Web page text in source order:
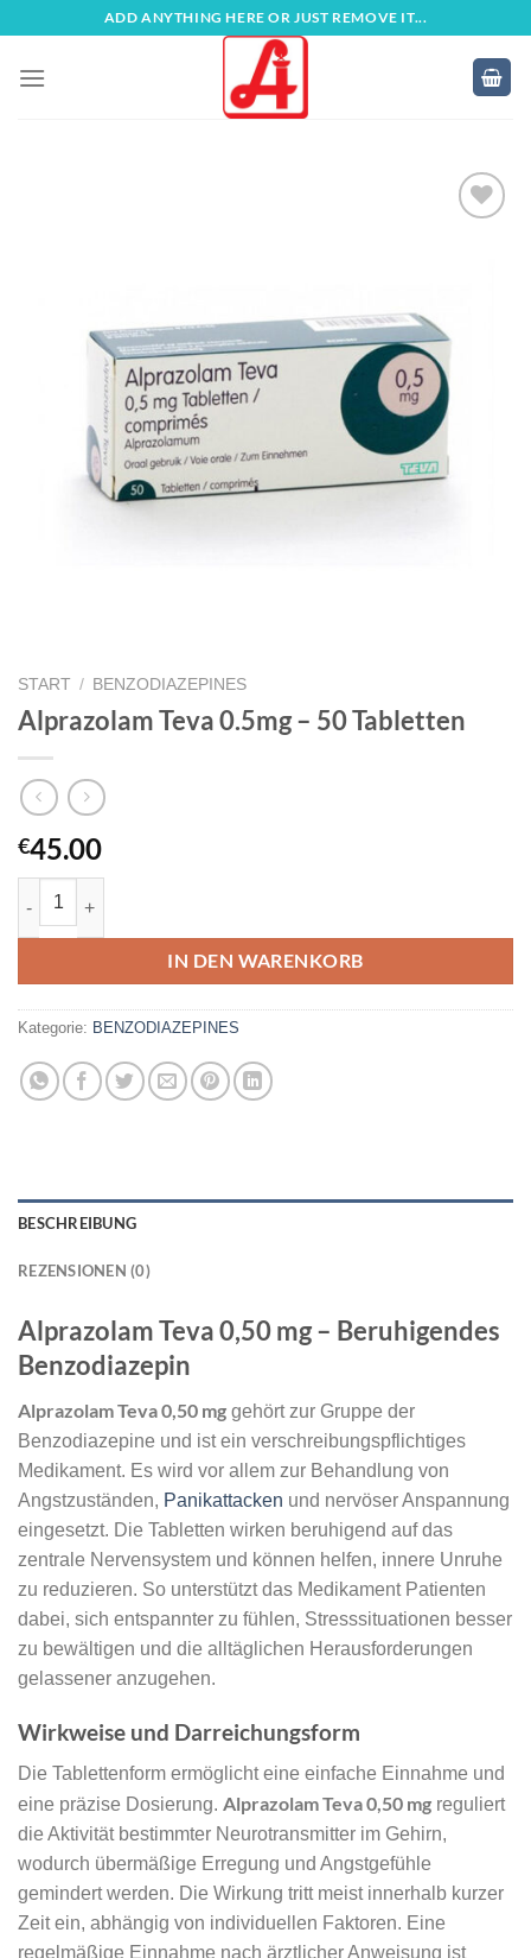
springen
ADD ANYTHING HERE OR JUST REMOVE IT...
START / BENZODIAZEPINES
Alprazolam Teva 0.5mg – 50 Tabletten
€45.00
Alprazolam Teva 0.5mg – 50 Tabletten Menge
IN DEN WARENKORB
Kategorie: BENZODIAZEPINES
BESCHREIBUNG
REZENSIONEN (0)
Alprazolam Teva 0,50 mg – Beruhigendes
Benzodiazepin
Alprazolam Teva 0,50 mg gehört zur Gruppe der
Benzodiazepine und ist ein verschreibungspflichtiges
Medikament. Es wird vor allem zur Behandlung von
Angstzuständen, Panikattacken und nervöser Anspannung
eingesetzt. Die Tabletten wirken beruhigend auf das
zentrale Nervensystem und können helfen, innere Unruhe
zu reduzieren. So unterstützt das Medikament Patienten
dabei, sich entspannter zu fühlen, Stresssituationen besser
zu bewältigen und die alltäglichen Herausforderungen
gelassener anzugehen.
Wirkweise und Darreichungsform
Die Tablettenform ermöglicht eine einfache Einnahme und
eine präzise Dosierung. Alprazolam Teva 0,50 mg reguliert
die Aktivität bestimmter Neurotransmitter im Gehirn,
wodurch übermäßige Erregung und Angstgefühle
gemindert werden. Die Wirkung tritt meist innerhalb kurzer
Zeit ein, abhängig von individuellen Faktoren. Eine
regelmäßige Einnahme nach ärztlicher Anweisung ist